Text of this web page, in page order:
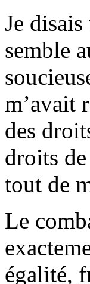
Je
semble
m’avait
des
droits
tout de
Le
égalité,